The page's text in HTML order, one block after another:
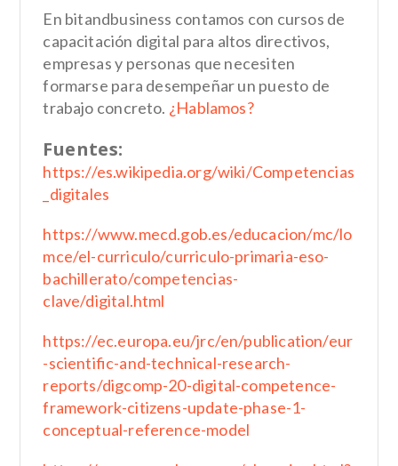
En bitandbusiness contamos con cursos de
capacitación digital para altos directivos,
empresas y personas que necesiten
formarse para desempeñar un puesto de
trabajo concreto. ¿Hablamos?
Fuentes:
https://es.wikipedia.org/wiki/Competencias
_digitales
https://www.mecd.gob.es/educacion/mc/lo
mce/el-curriculo/curriculo-primaria-eso-
bachillerato/competencias-
clave/digital.html
https://ec.europa.eu/jrc/en/publication/eur
-scientific-and-technical-research-
reports/digcomp-20-digital-competence-
framework-citizens-update-phase-1-
conceptual-reference-model